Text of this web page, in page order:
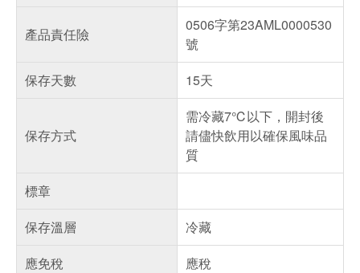
產品責任險
0506字第23AML0000530
號
保存天數
15天
保存方式
需冷藏7℃以下，開封後
請儘快飲用以確保風味品
質
標章
保存溫層
冷藏
應免稅
應稅